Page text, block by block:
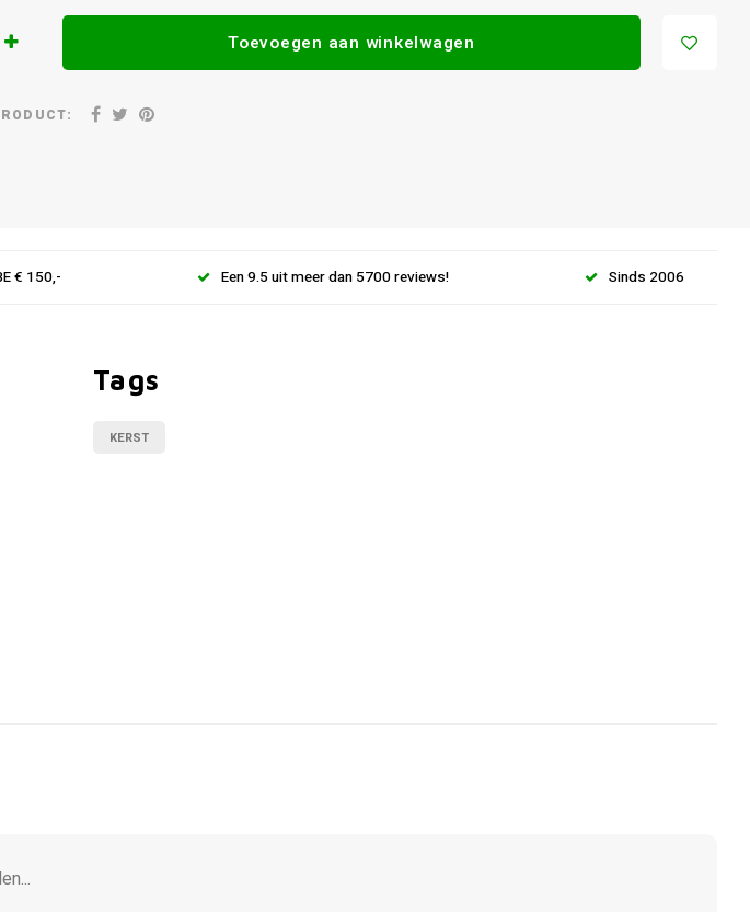
Toevoegen aan winkelwagen
€ 150,- Een 9.5 uit meer dan 5700 reviews! Sinds 2006
Tags
KERST